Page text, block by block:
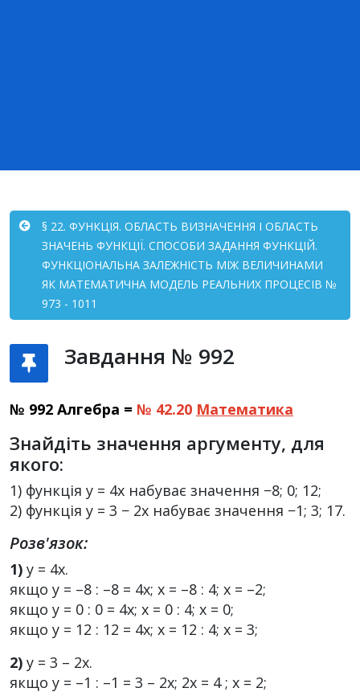
§ 22. ФУНКЦІЯ. ОБЛАСТЬ ВИЗНАЧЕННЯ І ОБЛАСТЬ
ЗНАЧЕНЬ ФУНКЦІЇ. СПОСОБИ ЗАДАННЯ ФУНКЦІЙ.
ФУНКЦІОНАЛЬНА ЗАЛЕЖНІСТЬ МІЖ ВЕЛИЧИНАМИ
ЯК МАТЕМАТИЧНА МОДЕЛЬ РЕАЛЬНИХ ПРОЦЕСІВ №
973 - 1011
Завдання № 992
№ 992 Алгебра = № 42.20 Математика
Знайдіть значення аргументу, для
якого:
1) функція y = 4x набуває значення −8; 0; 12;
2) функція y = 3 − 2x набуває значення −1; 3; 17.
Розв'язок:
1) у = 4х.
якщо у = –8 : –8 = 4х; х = –8 : 4; х = –2;
якщо у = 0 : 0 = 4х; х = 0 : 4; х = 0;
якщо у = 12 : 12 = 4х; х = 12 : 4; х = 3;
2) у = 3 – 2х.
якщо у = –1 : –1 = 3 – 2х; 2х = 4 ; х = 2;